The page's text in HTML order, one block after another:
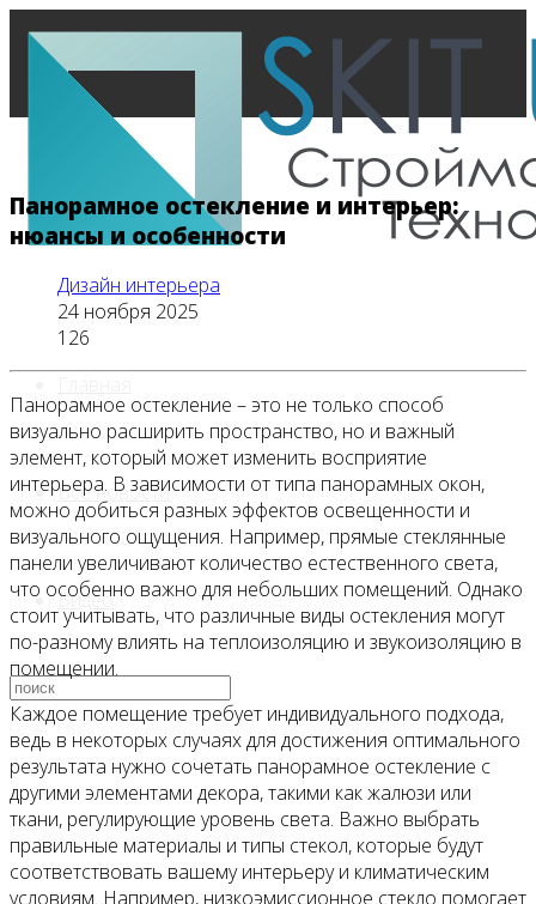
Все новости
Видео
Панорамное остекление и интерьер:
нюансы и особенности
Дизайн интерьера
24 ноября 2025
126
Панорамное остекление – это не только способ
визуально расширить пространство, но и важный
элемент, который может изменить восприятие
интерьера. В зависимости от типа панорамных окон,
можно добиться разных эффектов освещенности и
визуального ощущения. Например, прямые стеклянные
панели увеличивают количество естественного света,
что особенно важно для небольших помещений. Однако
стоит учитывать, что различные виды остекления могут
по-разному влиять на теплоизоляцию и звукоизоляцию в
помещении.
Каждое помещение требует индивидуального подхода,
ведь в некоторых случаях для достижения оптимального
результата нужно сочетать панорамное остекление с
другими элементами декора, такими как жалюзи или
ткани, регулирующие уровень света. Важно выбрать
правильные материалы и типы стекол, которые будут
соответствовать вашему интерьеру и климатическим
условиям. Например, низкоэмиссионное стекло помогает